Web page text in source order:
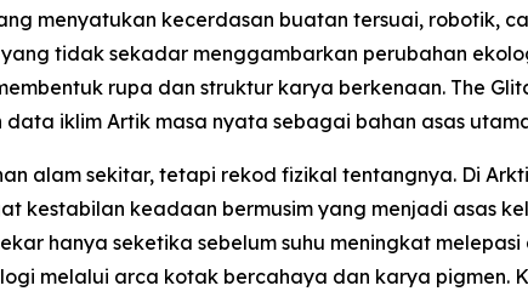
menyatukan kecerdasan buatan tersuai, robotik,
tidak sekadar menggambarkan perubahan
rupa dan struktur karya berkenaan. The
iklim Artik masa nyata sebagai bahan asas
alam sekitar, tetapi rekod fizikal tentangnya. Di
keadaan bermusim yang menjadi asas
hanya seketika sebelum suhu meningkat
melalui arca kotak bercahaya dan karya pigmen.